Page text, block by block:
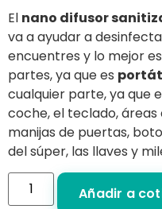
El nano difusor
va a ayudar a
encuentres y lo mejor
partes, ya que es
cualquier parte, ya que
coche, el teclado,
manijas de puertas,
del súper, las llaves y
Añadir a